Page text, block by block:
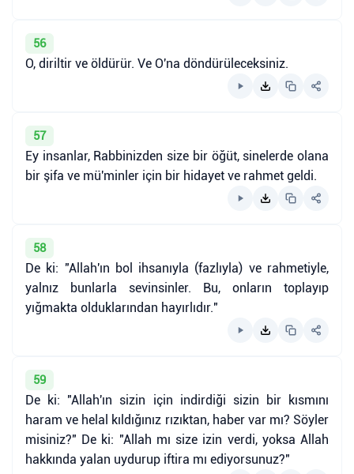
56
O, diriltir ve öldürür. Ve O'na döndürüleceksiniz.
57
Ey insanlar, Rabbinizden size bir öğüt, sinelerde olana
bir şifa ve mü'minler için bir hidayet ve rahmet geldi.
58
De ki: "Allah'ın bol ihsanıyla (fazlıyla) ve rahmetiyle,
yalnız bunlarla sevinsinler. Bu, onların toplayıp
yığmakta olduklarından hayırlıdır."
59
De ki: "Allah'ın sizin için indirdiği sizin bir kısmını
haram ve helal kıldığınız rızıktan, haber var mı? Söyler
misiniz?" De ki: "Allah mı size izin verdi, yoksa Allah
hakkında yalan uydurup iftira mı ediyorsunuz?"